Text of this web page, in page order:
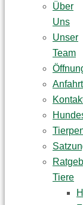
Über
Uns
Unser
Team
Anfahrt
Tiere